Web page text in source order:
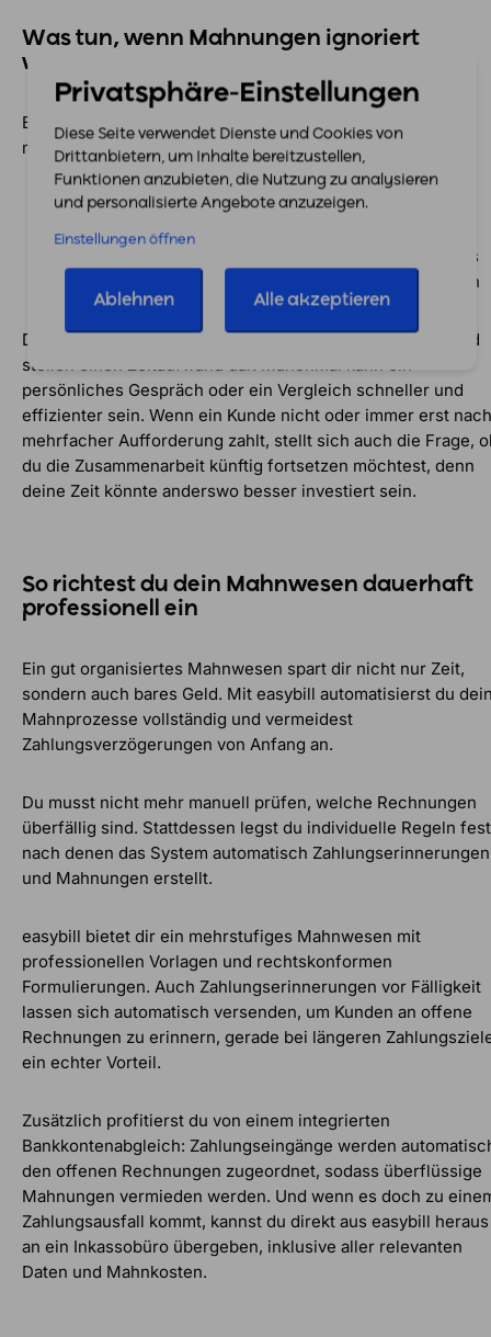
Was tun, wenn Mahnungen ignoriert
werden?
Bleibt auch die dritte Mahnung ohne Reaktion, hast du
mehrere Optionen:
Einschalten einesInkassodienstleisters
Beauftragung eines
: Unkompliziert über das
zentrale Mahngericht einzuleiten, auch online möglich
Diese Schritte verursachen jedoch zusätzliche Kosten und
stellen einen Zeitaufwand dar. Manchmal kann ein
persönliches Gespräch oder ein Vergleich schneller und
effizienter sein. Wenn ein Kunde nicht oder immer erst nach
mehrfacher Aufforderung zahlt, stellt sich auch die Frage,
du die Zusammenarbeit künftig fortsetzen möchtest, denn
deine Zeit könnte anderswo besser investiert sein.
So richtest du dein Mahnwesen dauerhaft
professionell ein
Ein gut organisiertes Mahnwesen spart dir nicht nur Zeit,
sondern auch bares Geld. Mit easybill automatisierst du
Mahnprozesse vollständig und vermeidest
Zahlungsverzögerungen von Anfang an.
Du musst nicht mehr manuell prüfen, welche Rechnungen
überfällig sind. Stattdessen legst du individuelle Regeln
nach denen das System automatisch Zahlungserinnerungen
und Mahnungen erstellt.
easybill bietet dir ein mehrstufiges Mahnwesen mit
professionellen Vorlagen und rechtskonformen
Formulierungen. Auch Zahlungserinnerungen vor Fälligkeit
lassen sich automatisch versenden, um Kunden an offene
Rechnungen zu erinnern, gerade bei längeren
ein echter Vorteil.
Zusätzlich profitierst du von einem integrierten
Bankkontenabgleich: Zahlungseingänge werden
den offenen Rechnungen zugeordnet, sodass überflüssige
Mahnungen vermieden werden. Und wenn es doch zu
Zahlungsausfall kommt, kannst du direkt aus easybill heraus
an ein Inkassobüro übergeben, inklusive aller relevanten
Daten und Mahnkosten.
Privatsphäre-Einstellungen
Diese Seite verwendet Dienste und Cookies von
Drittanbietern, um Inhalte bereitzustellen,
Funktionen anzubieten, die Nutzung zu analysieren
und personalisierte Angebote anzuzeigen.
Einstellungen öffnen
Ablehnen Alle akzeptieren